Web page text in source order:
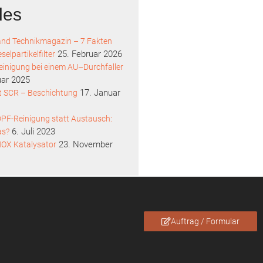
Technikmagazin – 7 Fakten
25. Februar 2026
bei einem AU–Durchfaller
2025
SCR – Beschichtung 17. Januar
Reinigung statt Austausch:
6. Juli 2023
Katalysator 23. November
Auftrag / Formular